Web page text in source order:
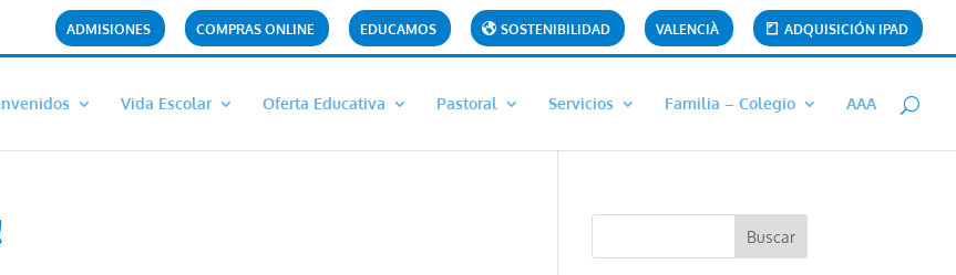
ADMISIONES COMPRAS ONLINE EDUCAMOS SOSTENIBILIDAD VALENCIÀ ADQUISICIÓN IPAD
Vida Escolar Oferta Educativa Pastoral Servicios Familia – Colegio AAA